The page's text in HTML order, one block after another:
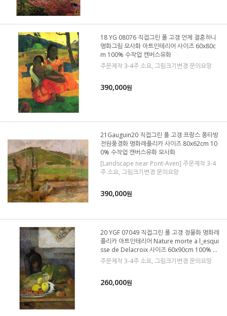
18 YG 08076 직접그린 폴 고갱 언제 결혼하니
명화그림 모사화 아트인테리어 사이즈 60x80c
m 100% 수작업 캔버스유화
주문제작 3-4주 소요, 그림크기변경 문의요망
390,000원
21Gauguin20 직접그린 폴 고갱 프랑스 퐁타방
전원풍경화 명화레플리카 사이즈 80x62cm 10
0% 수작업 캔버스유화 모사화
[Landscape near Pont-Aven] 주문제작 3-4
주 소요, 그림크기변경 문의요망
390,000원
20 YGF 07049 직접그린 폴 고갱 정물화 명화레
플리카 아트인테리어 Nature morte a l_esqui
sse de Delacroix 사이즈 60x90cm 100% 수
작업 캔버스유화 서양화 모사화
주문제작 3-4주 소요, 그림크기변경 문의요망
260,000원